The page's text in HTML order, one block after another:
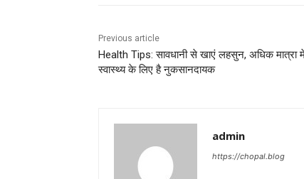
Previous article
Health Tips: सावधानी से खाएं लहसुन, अधिक मात्रा
स्वास्थ्य के लिए है नुकसानदायक
admin
https://chopal.blog